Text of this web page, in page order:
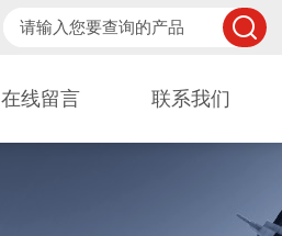
在线留言 联系我们